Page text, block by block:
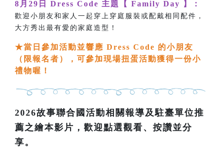
8月29日 Dress Code 主題【 Family Day 】：
歡迎小朋友和家人一起穿上穿庭服裝或配戴相同配件，
大方秀出最有愛的家庭造型！
★當日參加活動並響應 Dress Code 的小朋友
（限報名者），可參加現場扭蛋活動獲得一份小
禮物喔！
2026故事聯合國活動相關報導及駐臺單位推
薦之繪本影片，歡迎點選觀看、按讚並分
享。